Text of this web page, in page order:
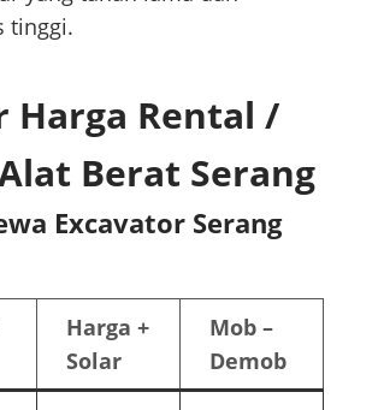
tinggi.
Harga Rental /
Berat Serang
Excavator Serang
Harga +
Solar
Mob –
Demob